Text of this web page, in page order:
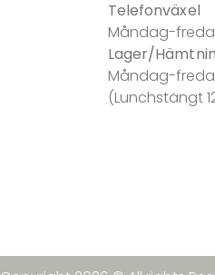
Telefonväxel
Måndag-
Lager/
Måndag-
(Lunchstängt